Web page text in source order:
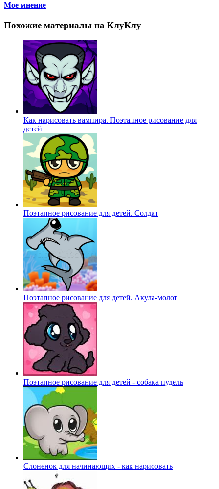
Мое мнение
Похожие материалы на КлуКлу
Как нарисовать вампира. Поэтапное рисование для
детей
Поэтапное рисование для детей. Солдат
Поэтапное рисование для детей. Акула-молот
Поэтапное рисование для детей - собака пудель
Слоненок для начинающих - как нарисовать